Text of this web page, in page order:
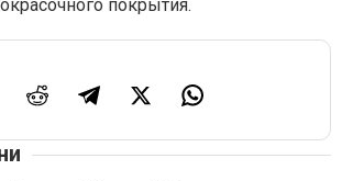
покрытия.